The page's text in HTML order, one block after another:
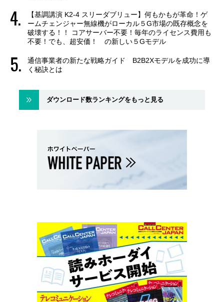
【基調講演 K2-4 スリーダブリュー】何もかもが革命！ゲ
ームチェンジャー無線機がローカル５G市場の既存概念を
破壊する！！ コアサーバー不要！毎年のライセンス費用も
不要！でも、超安価！ の新しい５Gモデル
通信事業者の新たな戦略ガイド B2B2Xモデルを成功に導
く秘訣とは
ダウンロード数ランキングをもっと見る